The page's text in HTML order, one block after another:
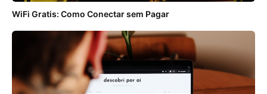
WiFi Gratis: Como Conectar sem Pagar